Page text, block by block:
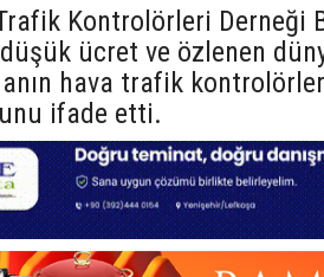
Kontrolörleri Derneği
ücret ve özlenen
hava trafik
ifade etti.